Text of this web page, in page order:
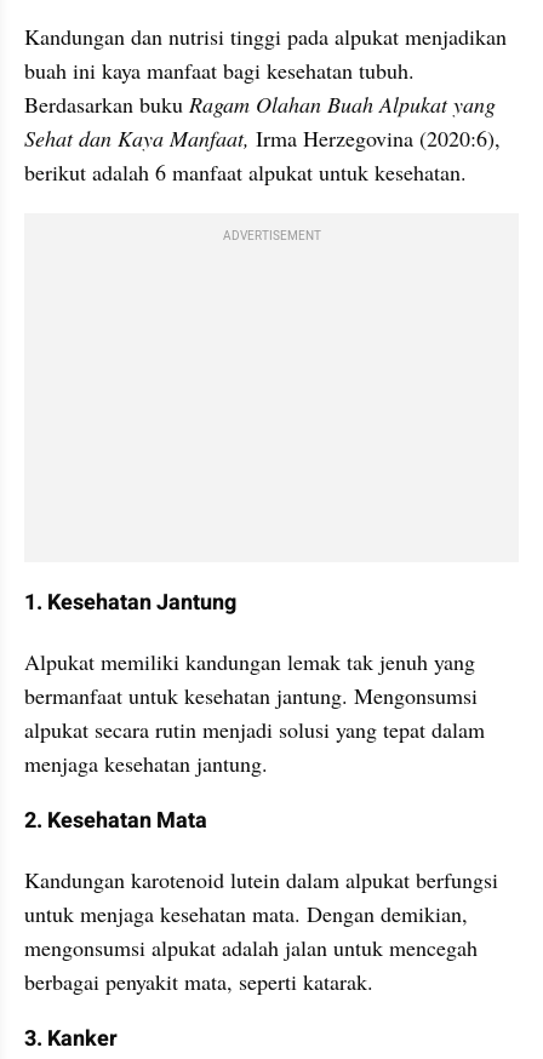
Kandungan dan nutrisi tinggi pada alpukat menjadikan
buah ini kaya manfaat bagi kesehatan tubuh.
Berdasarkan buku Ragam Olahan Buah Alpukat yang
Sehat dan Kaya Manfaat, Irma Herzegovina (2020:6),
berikut adalah 6 manfaat alpukat untuk kesehatan.
ADVERTISEMENT
1. Kesehatan Jantung
Alpukat memiliki kandungan lemak tak jenuh yang
bermanfaat untuk kesehatan jantung. Mengonsumsi
alpukat secara rutin menjadi solusi yang tepat dalam
menjaga kesehatan jantung.
2. Kesehatan Mata
Kandungan karotenoid lutein dalam alpukat berfungsi
untuk menjaga kesehatan mata. Dengan demikian,
mengonsumsi alpukat adalah jalan untuk mencegah
berbagai penyakit mata, seperti katarak.
3. Kanker